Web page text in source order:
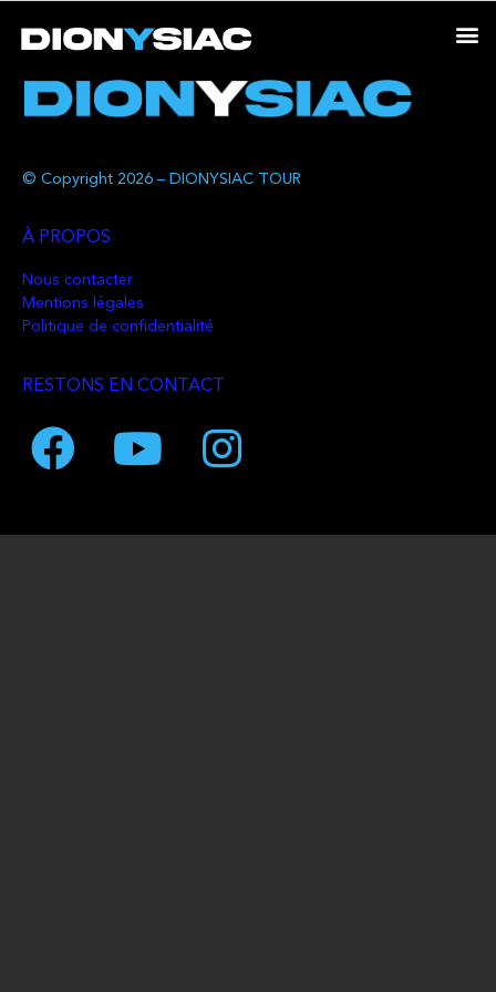
© Copyright 2026 – DIONYSIAC TOUR
À PROPOS
Nous contacter
Mentions légales
Politique de confidentialité
RESTONS EN CONTACT